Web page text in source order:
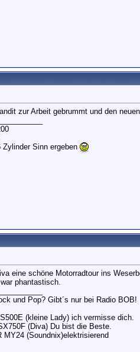
zur Arbeit gebrummt und den
Zylinder Sinn ergeben
eine schöne Motorradtour ins
phantastisch.
und Pop? Gibt´s nur bei Radio BOB!
(kleine Lady) ich vermisse dich.
(Diva) Du bist die Beste.
MY24 (Soundnix)elektrisierend